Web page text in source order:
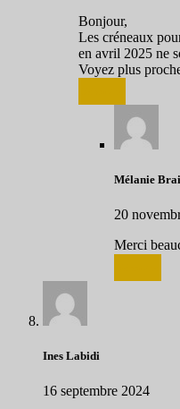
Bonjour,
Les créneaux
en avril 2025 ne
Voyez plus
Mélanie
20
Merci
Ines Labidi
16 septembre 2024